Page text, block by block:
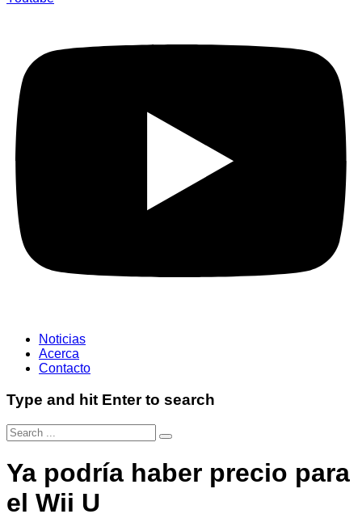
Noticias
Acerca
Contacto
Type and hit Enter to search
Ya podría haber precio para
el Wii U